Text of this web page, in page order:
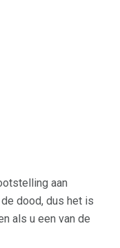
aan
dood, dus het is
als u een van de